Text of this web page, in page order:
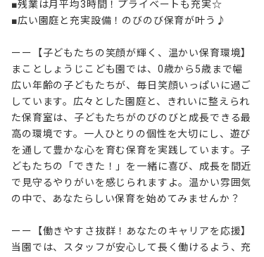
■残業は月平均3時間！プライベートも充実☆
■広い園庭と充実設備！のびのび保育が叶う♪
ーー【子どもたちの笑顔が輝く、温かい保育環境】
まことしょうじこども園では、0歳から5歳まで幅
広い年齢の子どもたちが、毎日笑顔いっぱいに過ご
しています。広々とした園庭と、きれいに整えられ
た保育室は、子どもたちがのびのびと成長できる最
高の環境です。一人ひとりの個性を大切にし、遊び
を通して豊かな心を育む保育を実践しています。子
どもたちの「できた！」を一緒に喜び、成長を間近
で見守るやりがいを感じられますよ。温かい雰囲気
の中で、あなたらしい保育を始めてみませんか？
ーー【働きやすさ抜群！あなたのキャリアを応援】
当園では、スタッフが安心して長く働けるよう、充